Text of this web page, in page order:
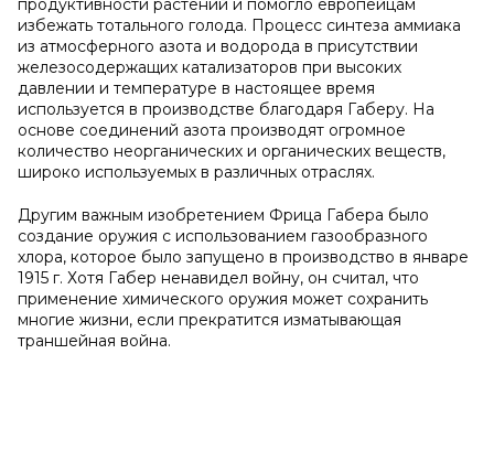
продуктивности растений и помогло европейцам
избежать тотального голода. Процесс синтеза аммиака
из атмосферного азота и водорода в присутствии
железосодержащих катализаторов при высоких
давлении и температуре в настоящее время
используется в производстве благодаря Габеру. На
основе соединений азота производят огромное
количество неорганических и органических веществ,
широко используемых в различных отраслях.
Другим важным изобретением Фрица Габера было
создание оружия с использованием газообразного
хлора, которое было запущено в производство в январе
1915 г. Хотя Габер ненавидел войну, он считал, что
применение химического оружия может сохранить
многие жизни, если прекратится изматывающая
траншейная война.